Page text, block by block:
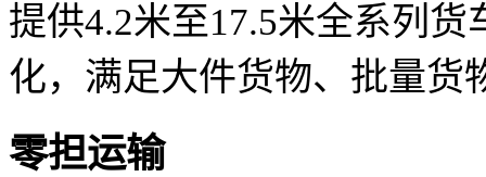
提供4.2米至17.5米全系列
化，满足大件货物、批量货
零担运输